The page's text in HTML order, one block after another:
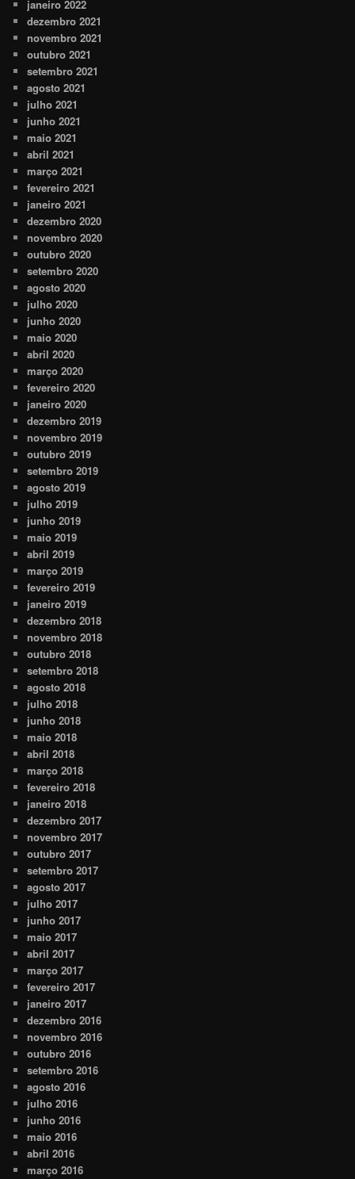
janeiro 2022
dezembro 2021
novembro 2021
outubro 2021
setembro 2021
agosto 2021
julho 2021
junho 2021
maio 2021
abril 2021
março 2021
fevereiro 2021
janeiro 2021
dezembro 2020
novembro 2020
outubro 2020
setembro 2020
agosto 2020
julho 2020
junho 2020
maio 2020
abril 2020
março 2020
fevereiro 2020
janeiro 2020
dezembro 2019
novembro 2019
outubro 2019
setembro 2019
agosto 2019
julho 2019
junho 2019
maio 2019
abril 2019
março 2019
fevereiro 2019
janeiro 2019
dezembro 2018
novembro 2018
outubro 2018
setembro 2018
agosto 2018
julho 2018
junho 2018
maio 2018
abril 2018
março 2018
fevereiro 2018
janeiro 2018
dezembro 2017
novembro 2017
outubro 2017
setembro 2017
agosto 2017
julho 2017
junho 2017
maio 2017
abril 2017
março 2017
fevereiro 2017
janeiro 2017
dezembro 2016
novembro 2016
outubro 2016
setembro 2016
agosto 2016
julho 2016
junho 2016
maio 2016
abril 2016
março 2016